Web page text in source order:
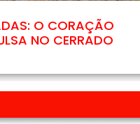
O CORAÇÃO
NO CERRADO